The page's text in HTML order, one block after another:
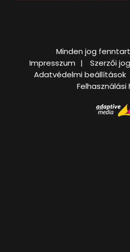
Minden jog
Impresszum
Szerzői
Adatvédelmi beállítások